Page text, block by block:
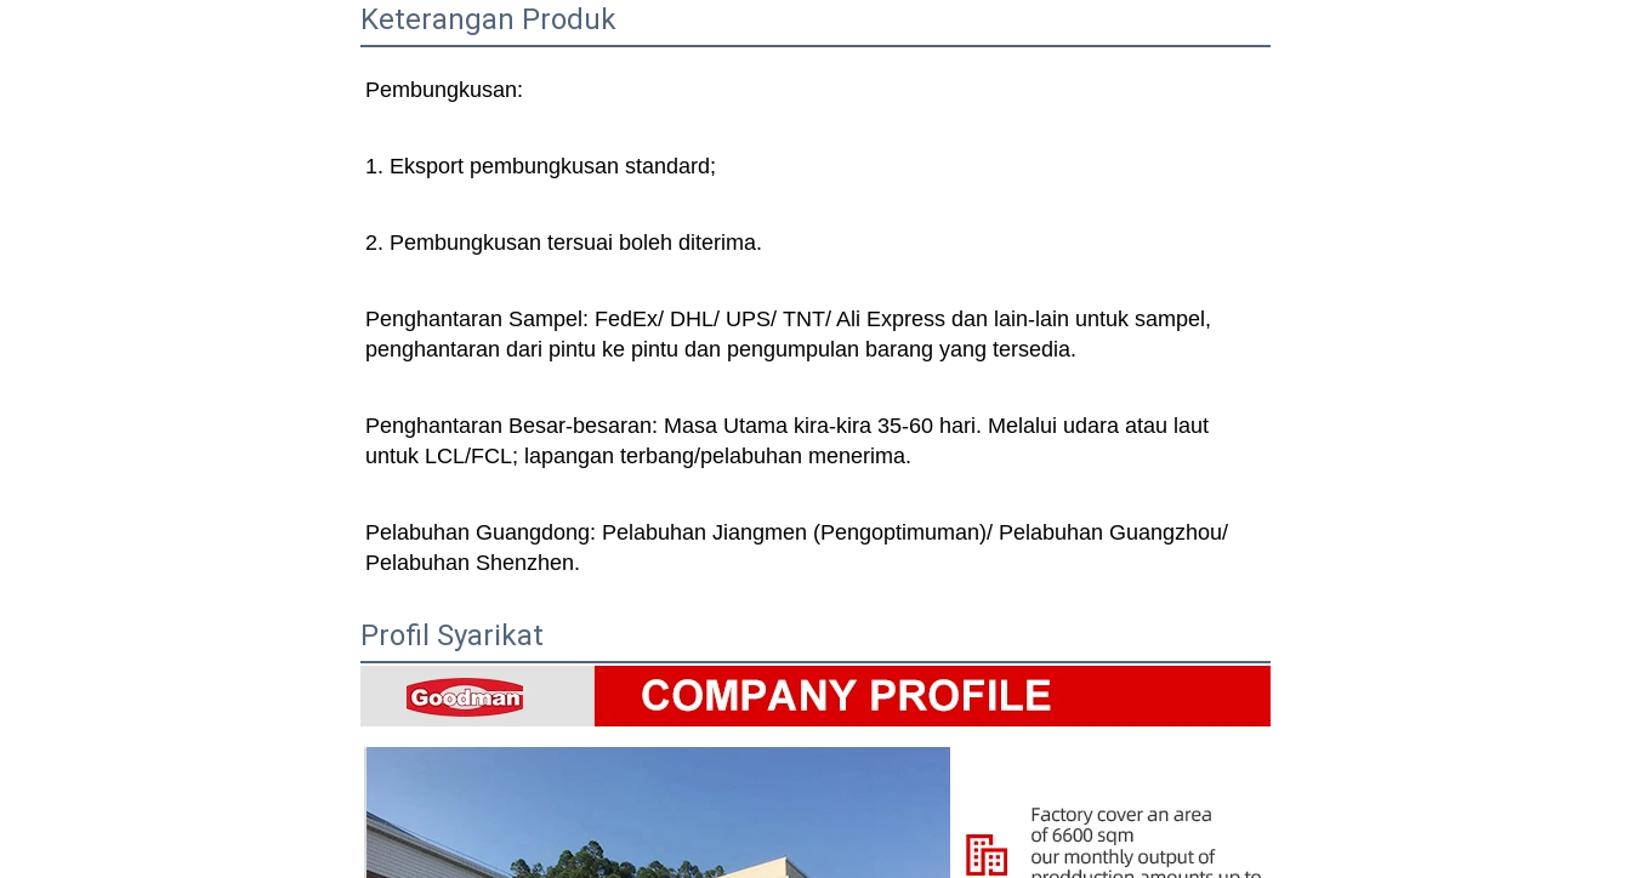
Keterangan Produk
Pembungkusan:
1. Eksport pembungkusan standard;
2. Pembungkusan tersuai boleh diterima.
Penghantaran Sampel: FedEx/ DHL/ UPS/ TNT/ Ali Express dan lain-lain untuk sampel,
penghantaran dari pintu ke pintu dan pengumpulan barang yang tersedia.
Penghantaran Besar-besaran: Masa Utama kira-kira 35-60 hari. Melalui udara atau laut
untuk LCL/FCL; lapangan terbang/pelabuhan menerima.
Pelabuhan Guangdong: Pelabuhan Jiangmen (Pengoptimuman)/ Pelabuhan Guangzhou/
Pelabuhan Shenzhen.
Profil Syarikat